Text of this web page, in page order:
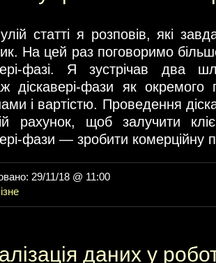
статті я розповів, які
На цей раз поговоримо
фазі. Я зустрічав два
діскавері-фази як окремого
і вартістю. Проведення
рахунок, щоб залучити
фази — зробити комерційну
29/11/18 @ 11:00
даних у